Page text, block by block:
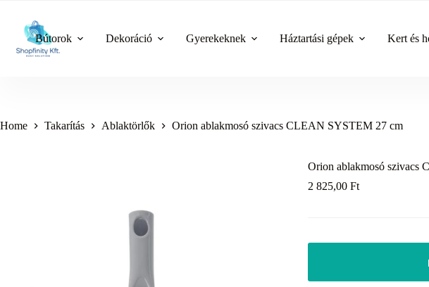
content
Bútorok Dekoráció Gyerekeknek Háztartási gépek Kert és
Home Takarítás Ablaktörlők Orion ablakmosó szivacs CLEAN SYSTEM 27 cm
Orion ablakmosó szivacs
2 825,00Ft